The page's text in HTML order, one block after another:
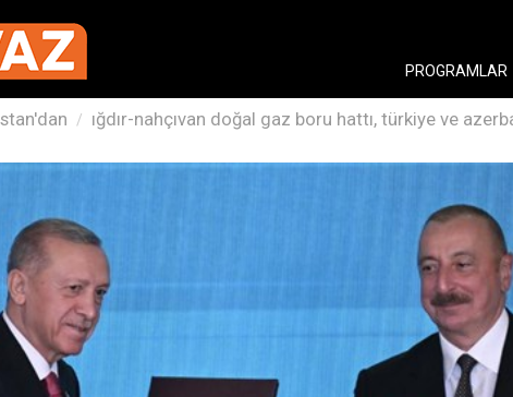
PROGRAMLAR
ığdır-nahçıvan doğal gaz boru hattı, türkiye ve